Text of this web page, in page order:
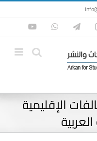
Instagram
Telegram
WhatsApp
YouTube
الإقليمية